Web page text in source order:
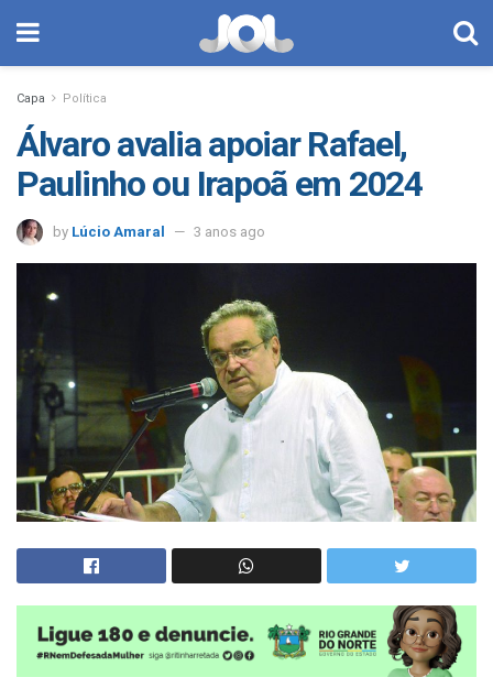
Capa Política
Álvaro avalia apoiar Rafael,
Paulinho ou Irapoã em 2024
by Lúcio Amaral 3 anos ago